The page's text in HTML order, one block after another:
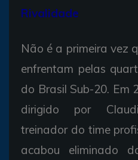
Rivalidade
Não é a primeira vez
enfrentam pelas
do Brasil Sub-20. Em
dirigido por
treinador do time
acabou eliminado